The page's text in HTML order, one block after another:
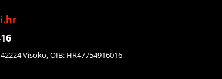
Visoko, OIB: HR47754916016